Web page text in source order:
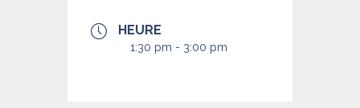
HEURE
1:30 pm - 3:00 pm